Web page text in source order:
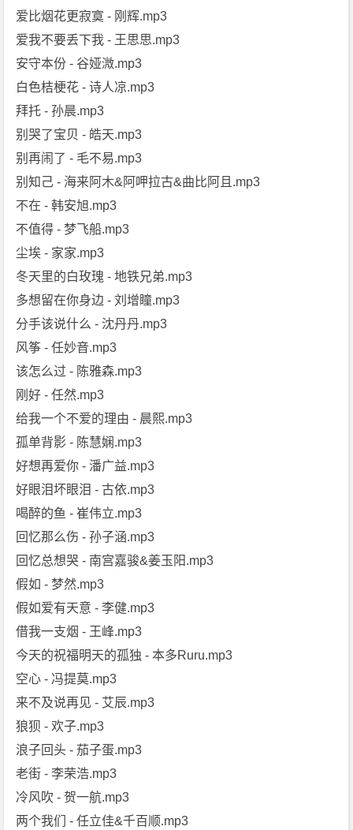
爱比烟花更寂寞 - 刚辉.mp3
爱我不要丢下我 - 王思思.mp3
安守本份 - 谷娅溦.mp3
白色桔梗花 - 诗人凉.mp3
拜托 - 孙晨.mp3
别哭了宝贝 - 皓天.mp3
别再闹了 - 毛不易.mp3
别知己 - 海来阿木&阿呷拉古&曲比阿且.mp3
不在 - 韩安旭.mp3
不值得 - 梦飞船.mp3
尘埃 - 家家.mp3
冬天里的白玫瑰 - 地铁兄弟.mp3
多想留在你身边 - 刘增瞳.mp3
分手该说什么 - 沈丹丹.mp3
风筝 - 任妙音.mp3
该怎么过 - 陈雅森.mp3
刚好 - 任然.mp3
给我一个不爱的理由 - 晨熙.mp3
孤单背影 - 陈慧娴.mp3
好想再爱你 - 潘广益.mp3
好眼泪坏眼泪 - 古依.mp3
喝醉的鱼 - 崔伟立.mp3
回忆那么伤 - 孙子涵.mp3
回忆总想哭 - 南宫嘉骏&姜玉阳.mp3
假如 - 梦然.mp3
假如爱有天意 - 李健.mp3
借我一支烟 - 王峰.mp3
今天的祝福明天的孤独 - 本多Ruru.mp3
空心 - 冯提莫.mp3
来不及说再见 - 艾辰.mp3
狼狈 - 欢子.mp3
浪子回头 - 茄子蛋.mp3
老街 - 李荣浩.mp3
冷风吹 - 贺一航.mp3
两个我们 - 任立佳&千百顺.mp3